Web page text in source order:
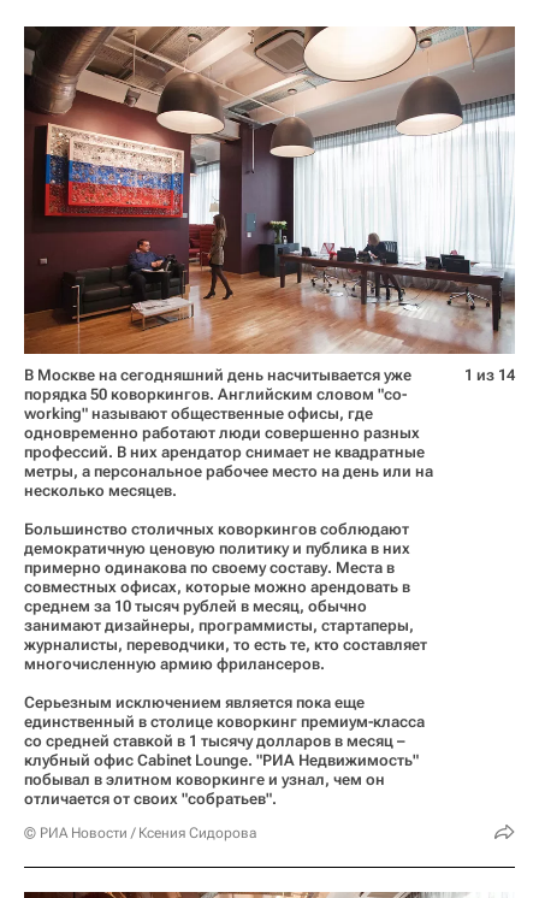
В Москве на сегодняшний день насчитывается уже
порядка 50 коворкингов. Английским словом "co-
working" называют общественные офисы, где
одновременно работают люди совершенно разных
профессий. В них арендатор снимает не квадратные
метры, а персональное рабочее место на день или на
несколько месяцев.
Большинство столичных коворкингов соблюдают
демократичную ценовую политику и публика в них
примерно одинакова по своему составу. Места в
совместных офисах, которые можно арендовать в
среднем за 10 тысяч рублей в месяц, обычно
занимают дизайнеры, программисты, стартаперы,
журналисты, переводчики, то есть те, кто составляет
многочисленную армию фрилансеров.
Серьезным исключением является пока еще
единственный в столице коворкинг премиум-класса
со средней ставкой в 1 тысячу долларов в месяц –
клубный офис Cabinet Lounge. "РИА Недвижимость"
побывал в элитном коворкинге и узнал, чем он
отличается от своих "собратьев".
© РИА Новости / Ксения Сидорова
1 из 14